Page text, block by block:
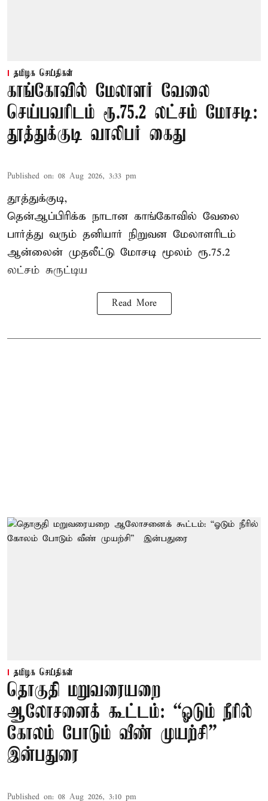
தமிழக செய்திகள்
காங்கோவில் மேலாளர் வேலை
செய்பவரிடம் ரூ.75.2 லட்சம் மோசடி:
தூத்துக்குடி வாலிபர் கைது
Published on: 08 Aug 2026, 3:33 pm
தூத்துக்குடி,
தென்ஆப்பிரிக்க நாடான காங்கோவில் வேலை
பார்த்து வரும் தனியார் நிறுவன மேலாளரிடம்
ஆன்லைன் முதலீட்டு மோசடி மூலம் ரூ.75.2
லட்சம் சுருட்டிய
Read More
தமிழக செய்திகள்
தொகுதி மறுவரையறை
ஆலோசனைக் கூட்டம்: “ஓடும் நீரில்
கோலம் போடும் வீண் முயற்சி” –
இன்பதுரை
Published on: 08 Aug 2026, 3:10 pm